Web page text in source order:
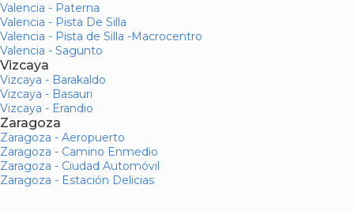
Valencia - Paterna
Valencia - Pista De Silla
Valencia - Pista de Silla -Macrocentro
Valencia - Sagunto
Vizcaya
Vizcaya - Barakaldo
Vizcaya - Basauri
Vizcaya - Erandio
Zaragoza
Zaragoza - Aeropuerto
Zaragoza - Camino Enmedio
Zaragoza - Ciudad Automóvil
Zaragoza - Estación Delicias